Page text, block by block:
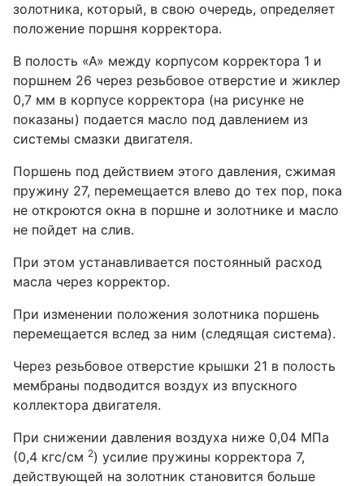
золотника, который, в свою очередь, определяет
положение поршня корректора.
В полость «А» между корпусом корректора 1 и
поршнем 26 через резьбовое отверстие и жиклер
0,7 мм в корпусе корректора (на рисунке не
показаны) подается масло под давлением из
системы смазки двигателя.
Поршень под действием этого давления, сжимая
пружину 27, перемещается влево до тех пор, пока
не откроются окна в поршне и золотнике и масло
не пойдет на слив.
При этом устанавливается постоянный расход
масла через корректор.
При изменении положения золотника поршень
перемещается вслед за ним (следящая система).
Через резьбовое отверстие крышки 21 в полость
мембраны подводится воздух из впускного
коллектора двигателя.
При снижении давления воздуха ниже 0,04 МПа
(0,4 кгс/см 2) усилие пружины корректора 7,
действующей на золотник становится больше